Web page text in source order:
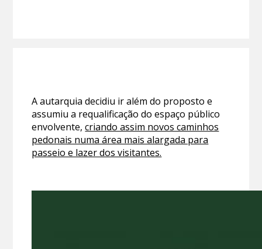
A autarquia decidiu ir além do proposto e
assumiu a requalificação do espaço público
envolvente,criando assim novos caminhos
pedonais numa área mais alargada para
passeio e lazer dos visitantes.